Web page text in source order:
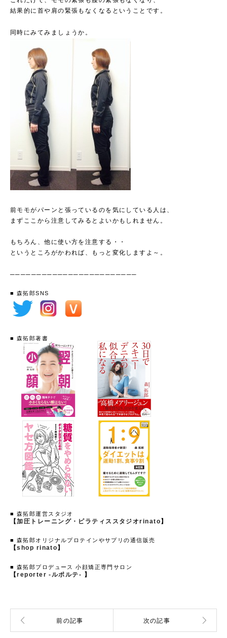
結果的に首や肩の緊張もなくなるということです。
同時にみてみましょうか。
前モモがパーンと張っているのを気にしている人は、
まずここから注意してみるとよいかもしれません。
もちろん、他に使い方を注意する・・
というところがかわれば、もっと変化しますよ～。
────────────────────────
■ 森拓郎SNS
■ 森拓郎著書
■ 森拓郎運営スタジオ
【加圧トレーニング・ピラティススタジオrinato】
■ 森拓郎オリジナルプロテインやサプリの通信販売
【shop rinato 】
■ 森拓郎プロデュース 小顔矯正専門サロン
【reporter -ルポルテ- 】